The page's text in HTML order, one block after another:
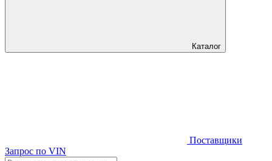
Каталог
Поставщики
Запрос по VIN